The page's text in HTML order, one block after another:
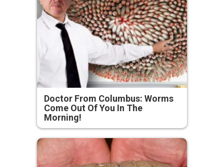
Doctor From Columbus: Worms
Come Out Of You In The
Morning!